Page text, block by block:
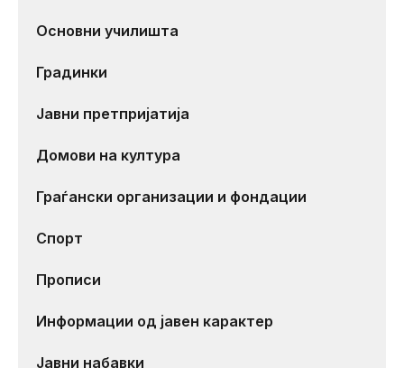
Основни училишта
Градинки
Јавни претпријатија
Домови на култура
Граѓански организации и фондации
Спорт
Прописи
Информации од јавен карактер
Јавни набавки